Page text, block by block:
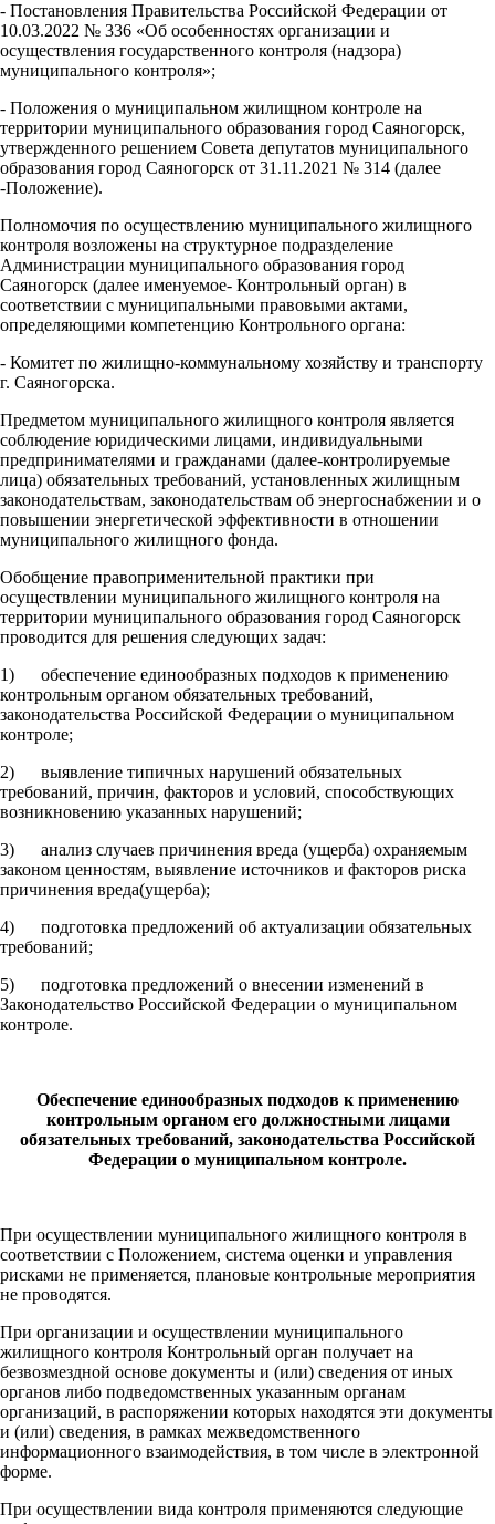
- Постановления Правительства Российской Федерации от
10.03.2022 № 336 «Об особенностях организации и
осуществления государственного контроля (надзора)
муниципального контроля»;
- Положения о муниципальном жилищном контроле на
территории муниципального образования город Саяногорск,
утвержденного решением Совета депутатов муниципального
образования город Саяногорск от 31.11.2021 № 314 (далее
-Положение).
Полномочия по осуществлению муниципального жилищного
контроля возложены на структурное подразделение
Администрации муниципального образования город
Саяногорск (далее именуемое- Контрольный орган) в
соответствии с муниципальными правовыми актами,
определяющими компетенцию Контрольного органа:
- Комитет по жилищно-коммунальному хозяйству и транспорту
г. Саяногорска.
Предметом муниципального жилищного контроля является
соблюдение юридическими лицами, индивидуальными
предпринимателями и гражданами (далее-контролируемые
лица) обязательных требований, установленных жилищным
законодательствам, законодательствам об энергоснабжении и о
повышении энергетической эффективности в отношении
муниципального жилищного фонда.
Обобщение правоприменительной практики при
осуществлении муниципального жилищного контроля на
территории муниципального образования город Саяногорск
проводится для решения следующих задач:
1) обеспечение единообразных подходов к применению
контрольным органом обязательных требований,
законодательства Российской Федерации о муниципальном
контроле;
2) выявление типичных нарушений обязательных
требований, причин, факторов и условий, способствующих
возникновению указанных нарушений;
3) анализ случаев причинения вреда (ущерба) охраняемым
законом ценностям, выявление источников и факторов риска
причинения вреда(ущерба);
4) подготовка предложений об актуализации обязательных
требований;
5) подготовка предложений о внесении изменений в
Законодательство Российской Федерации о муниципальном
контроле.
Обеспечение единообразных подходов к применению
контрольным органом его должностными лицами
обязательных требований, законодательства Российской
Федерации о муниципальном контроле.
При осуществлении муниципального жилищного контроля в
соответствии с Положением, система оценки и управления
рисками не применяется, плановые контрольные мероприятия
не проводятся.
При организации и осуществлении муниципального
жилищного контроля Контрольный орган получает на
безвозмездной основе документы и (или) сведения от иных
органов либо подведомственных указанным органам
организаций, в распоряжении которых находятся эти документы
и (или) сведения, в рамках межведомственного
информационного взаимодействия, в том числе в электронной
форме.
При осуществлении вида контроля применяются следующие